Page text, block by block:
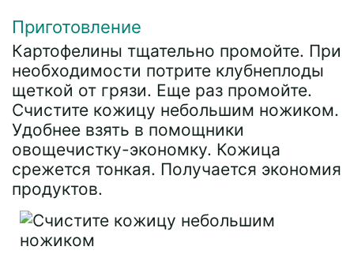
Приготовление
Картофелины тщательно промойте. При
необходимости потрите клубнеплоды
щеткой от грязи. Еще раз промойте.
Счистите кожицу небольшим ножиком.
Удобнее взять в помощники
овощечистку-экономку. Кожица
срежется тонкая. Получается экономия
продуктов.